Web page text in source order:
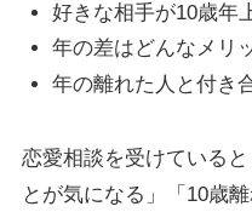
好きな相手が10歳年
年の差はどんなメリ
年の離れた人と付き
恋愛相談を受けている
とが気になる」「10歳